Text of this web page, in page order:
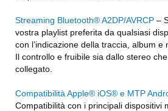
Streaming Bluetooth® A2DP/AVRCP –
vostra playlist preferita da qualsiasi
con l’indicazione della traccia, album e
Il controllo e fruibile sia dallo stereo
collegato.
Compatibilità Apple® iOS® e MTP
Compatibilità con i principali dispositivi